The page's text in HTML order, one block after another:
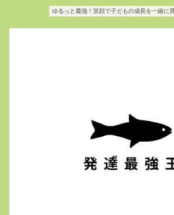
ゆるっと最強！笑顔で子どもの成長を一緒に